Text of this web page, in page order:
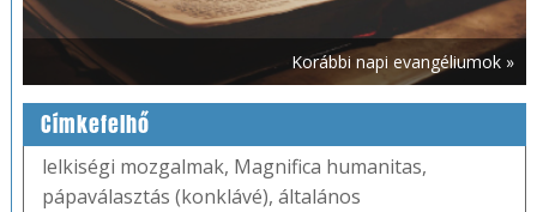
Korábbi napi evangéliumok »
Címkefelhő
lelkiségi mozgalmak, Magnifica humanitas,
pápaválasztás (konklávé), általános